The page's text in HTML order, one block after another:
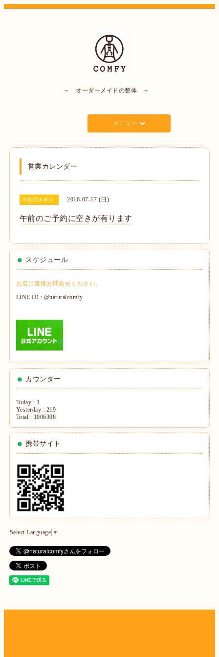
～ オーダーメイドの整体 ～
メニュー
営業カレンダー
午前空き有り 2016-07-17 (日)
午前のご予約に空きが有ります
スケジュール
お店に直接お問合せください。
LINE ID : @naturalcomfy
カウンター
Today : 1
Yesterday : 219
Total : 1006308
携帯サイト
Select Language ▼